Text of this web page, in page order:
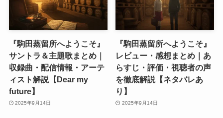
『駒田蒸留所へようこそ』
サントラ＆主題歌まとめ｜
収録曲・配信情報・アーテ
ィスト解説【Dear my
future】
2025年9月14日
『駒田蒸留所へようこそ』
レビュー・感想まとめ｜あ
らすじ・評価・視聴者の声
を徹底解説【ネタバレあ
り】
2025年9月14日